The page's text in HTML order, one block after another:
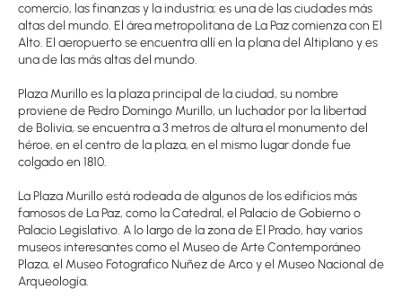
comercio, las finanzas y la industria; es una de las ciudades más
altas del mundo. El área metropolitana de La Paz comienza con El
Alto. El aeropuerto se encuentra allí en la plana del Altiplano y es
una de las más altas del mundo.
Plaza Murillo es la plaza principal de la ciudad, su nombre
proviene de Pedro Domingo Murillo, un luchador por la libertad
de Bolivia, se encuentra a 3 metros de altura el monumento del
héroe, en el centro de la plaza, en el mismo lugar donde fue
colgado en 1810.
La Plaza Murillo está rodeada de algunos de los edificios más
famosos de La Paz, como la Catedral, el Palacio de Gobierno o
Palacio Legislativo. A lo largo de la zona de El Prado, hay varios
museos interesantes como el Museo de Arte Contemporáneo
Plaza, el Museo Fotografico Nuñez de Arco y el Museo Nacional de
Arqueología.